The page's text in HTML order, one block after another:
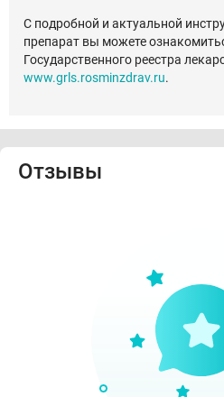
С подробной и актуальной
препарат вы можете
Государственного реестра
www.grls.rosminzdrav.ru.
Отзывы